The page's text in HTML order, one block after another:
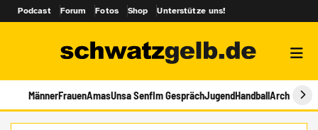
Podcast Forum Fotos Shop Unterstütze uns!
MännerFrauenAmasUnsa SenfIm GesprächJugendHandballArchiv